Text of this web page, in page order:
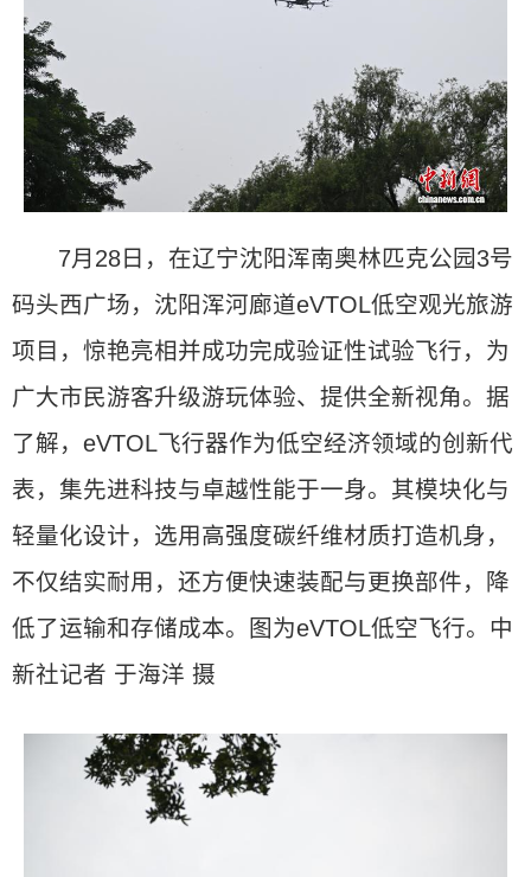
7月28日，在辽宁沈阳浑南奥林匹克公园3号
码头西广场，沈阳浑河廊道eVTOL低空观光旅游
项目，惊艳亮相并成功完成验证性试验飞行，为
广大市民游客升级游玩体验、提供全新视角。据
了解，eVTOL飞行器作为低空经济领域的创新代
表，集先进科技与卓越性能于一身。其模块化与
轻量化设计，选用高强度碳纤维材质打造机身，
不仅结实耐用，还方便快速装配与更换部件，降
低了运输和存储成本。图为eVTOL低空飞行。中
新社记者 于海洋 摄